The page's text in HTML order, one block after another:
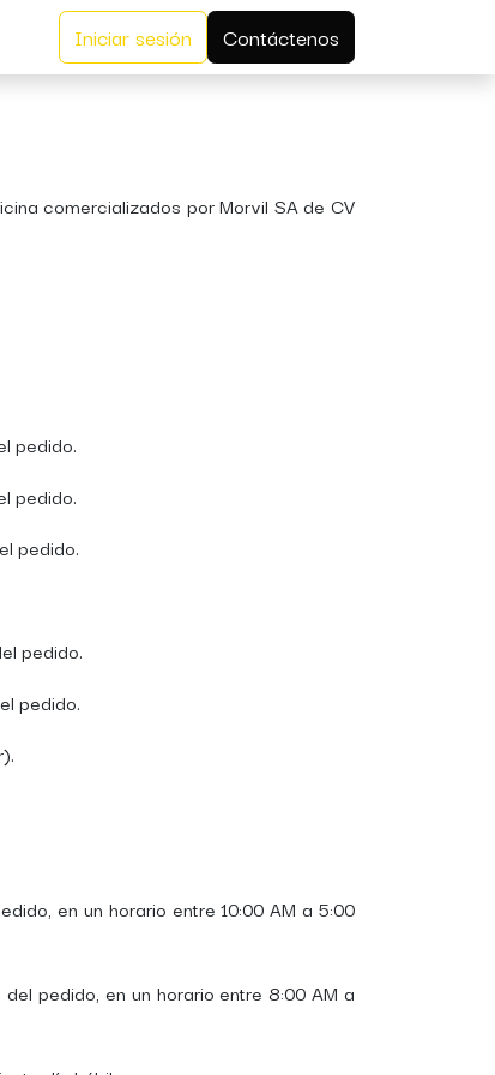
Iniciar sesión Contáctenos
comercializados por Morvil SA de CV
pedido.
pedido.
pedido.
pedido.
pedido.
en un horario entre 10:00 AM a 5:00
pedido, en un horario entre 8:00 AM a